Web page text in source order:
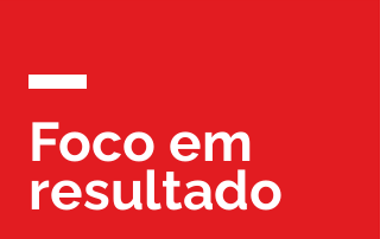
Foco em
resultado